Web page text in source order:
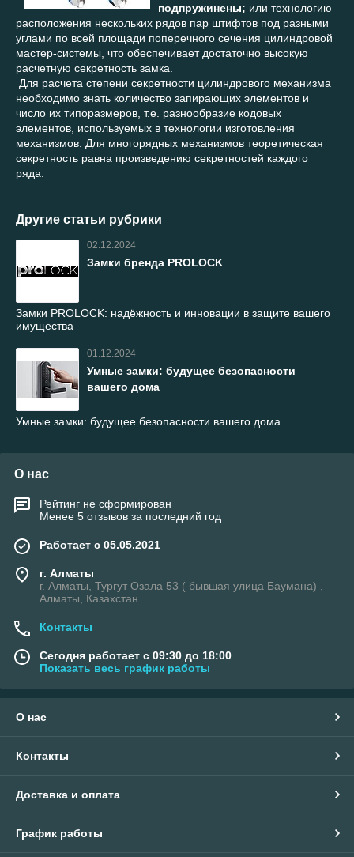
подпружинены; или технологию
расположения нескольких рядов пар штифтов под разными
углами по всей площади поперечного сечения цилиндровой
мастер-системы, что обеспечивает достаточно высокую
расчетную секретность замка.
Для расчета степени секретности цилиндрового механизма
необходимо знать количество запирающих элементов и
число их типоразмеров, т.е. разнообразие кодовых
элементов, используемых в технологии изготовления
механизмов. Для многорядных механизмов теоретическая
секретность равна произведению секретностей каждого
ряда.
Другие статьи рубрики
02.12.2024
Замки бренда PROLOCK
Замки PROLOCK: надёжность и инновации в защите вашего
имущества
01.12.2024
Умные замки: будущее безопасности
вашего дома
Умные замки: будущее безопасности вашего дома
О нас
Рейтинг не сформирован
Менее 5 отзывов за последний год
Работает с 05.05.2021
г. Алматы
г. Алматы, Тургут Озала 53 ( бывшая улица Баумана) ,
Алматы, Казахстан
Контакты
Сегодня работает с 09:30 до 18:00
Показать весь график работы
О нас
Контакты
Доставка и оплата
График работы